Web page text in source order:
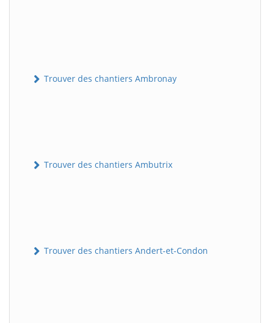
Trouver des chantiers Ambronay
Trouver des chantiers Ambutrix
Trouver des chantiers Andert-et-Condon